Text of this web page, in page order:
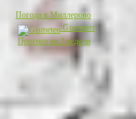
Погода в Миллерово
Gismeteo
Прогноз на 2 недели